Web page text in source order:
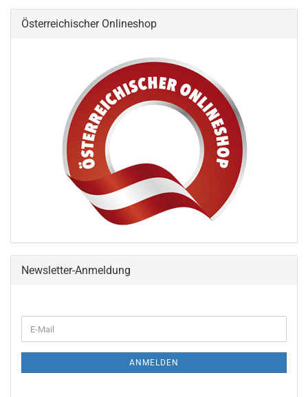
Österreichischer Onlineshop
Newsletter-Anmeldung
ANMELDEN